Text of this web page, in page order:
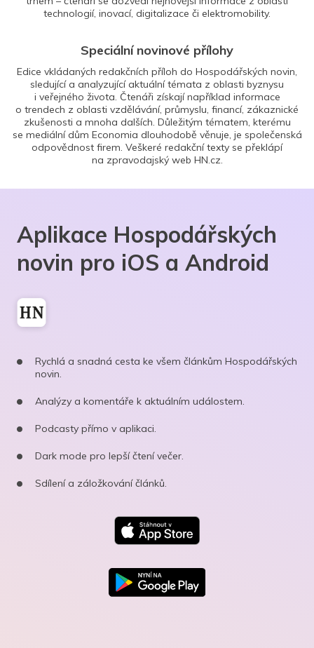
technologií, inovací, digitalizace či elektromobility.
Speciální novinové přílohy
Edice vkládaných redakčních příloh do Hospodářských novin,
sledující a analyzující aktuální témata z oblasti byznysu
i veřejného života. Čtenáři získají například informace
o trendech z oblasti vzdělávání, průmyslu, financí, zákaznické
zkušenosti a mnoha dalších. Důležitým tématem, kterému
se mediální dům Economia dlouhodobě věnuje, je společenská
odpovědnost firem. Veškeré redakční texty se překlápí
na zpravodajský web HN.cz.
Aplikace Hospodářských
novin pro iOS a Android
Rychlá a snadná cesta ke všem článkům Hospodářských
novin.
Analýzy a komentáře k aktuálním událostem.
Podcasty přímo v aplikaci.
Dark mode pro lepší čtení večer.
Sdílení a záložkování článků.